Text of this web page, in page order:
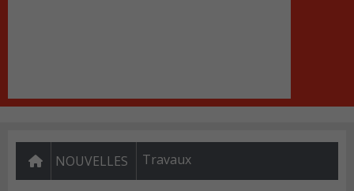
NOUVELLES Travaux